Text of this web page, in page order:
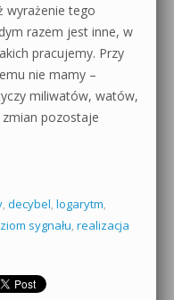
wyrażenie tego
razem jest inne, w
pracujemy. Przy
nie mamy –
miliwatów, watów,
pozostaje
, decybel, logarytm,
sygnału, realizacja